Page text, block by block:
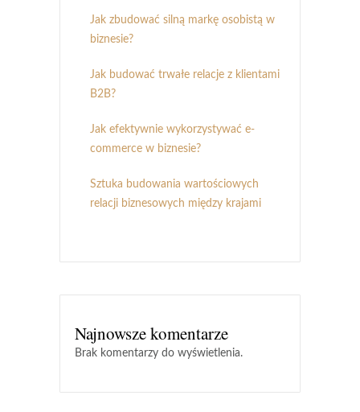
Jak zbudować silną markę osobistą w
biznesie?
Jak budować trwałe relacje z klientami
B2B?
Jak efektywnie wykorzystywać e-
commerce w biznesie?
Sztuka budowania wartościowych
relacji biznesowych między krajami
Najnowsze komentarze
Brak komentarzy do wyświetlenia.